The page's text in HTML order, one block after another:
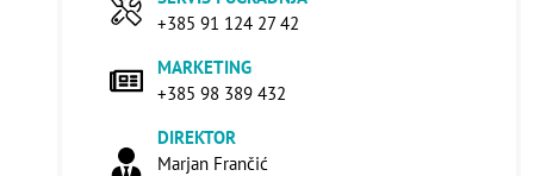
+385 91 124 27 42
MARKETING
+385 98 389 432
DIREKTOR
Marjan Frančić